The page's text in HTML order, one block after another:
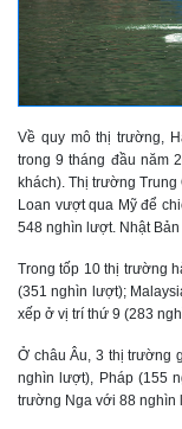
Về quy mô thị trường,
trong 9 tháng đầu năm
khách). Thị trường
Loan vượt qua Mỹ để
548 nghìn lượt. Nhật
Trong tốp 10 thị trường
(351 nghìn lượt);
xếp ở vị trí thứ 9 (283
Ở châu Âu, 3 thị trường
nghìn lượt), Pháp (155
trường Nga với 88 nghìn